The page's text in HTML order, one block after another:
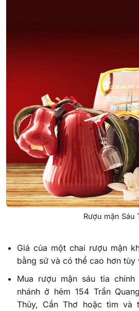
Rượu mận Sáu
Giá của một chai rượu mận
bằng sứ và có thể cao hơn tùy
Mua rượu mận sáu tia
nhánh ở hẻm 154 Trần
Thủy, Cần Thơ hoặc tìm và